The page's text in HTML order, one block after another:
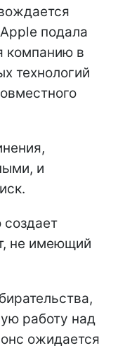
подала
компанию в
технологий
и
создает
не имеющий
работу над
ожидается